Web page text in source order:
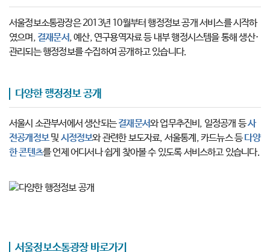
서울정보소통광장은 2013년 10월부터 행정정보 공개 서비스를 시작하
였으며, 결재문서, 예산, 연구용역자료 등 내부 행정시스템을 통해 생산·
관리되는 행정정보를 수집하여 공개하고 있습니다.
다양한 행정정보 공개
서울시 소관부서에서 생산되는결재문서와 업무추진비, 일정공개 등사
전공개정보및 시정정보와 관련한 보도자료, 서울통계, 카드뉴스 등다양
한 콘텐츠를 언제 어디서나 쉽게 찾아볼 수 있도록 서비스하고 있습니다.
서울정보소통광장 바로가기